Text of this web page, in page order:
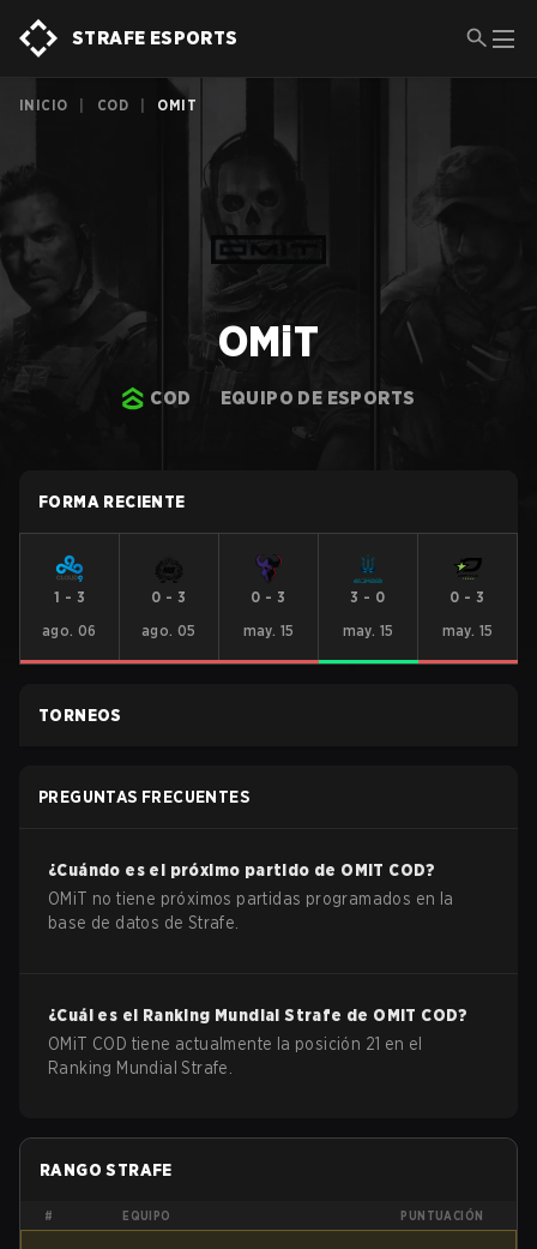
STRAFE ESPORTS
INICIO COD OMIT
OMiT
COD EQUIPO DE ESPORTS
FORMA RECIENTE
1 - 3
ago. 06
0 - 3
ago. 05
0 - 3
may. 15
3 - 0
may. 15
0 - 3
may. 15
TORNEOS
PREGUNTAS FRECUENTES
¿Cuándo es el próximo partido de OMiT COD?
OMiT no tiene próximos partidas programados en la
base de datos de Strafe.
¿Cuál es el Ranking Mundial Strafe de OMiT COD?
OMiT COD tiene actualmente la posición 21 en el
Ranking Mundial Strafe.
RANGO STRAFE
# EQUIPO PUNTUACIÓN